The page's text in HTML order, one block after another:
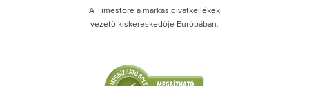
A Timestore a márkás divatkellékek
vezető kiskereskedője Európában.